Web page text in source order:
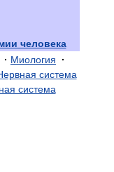
человека
· Миология
·
система
система